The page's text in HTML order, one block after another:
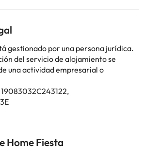
- Taormina está a 10 km. El
de Catania - Fontanarossa) está a 52
se pueden celebrar despedidas de soltero
Los huéspedes deberán mostrar un
válido y una tarjeta de crédito al
Ten en cuenta que todas las
sujetas a disponibilidad y pueden
antelación de tu hora
Los datos de contacto
gestionado por una persona jurídica.
del servicio de alojamiento se
una actividad empresarial o
Home Fiesta